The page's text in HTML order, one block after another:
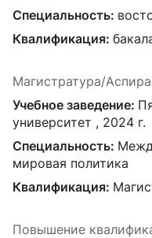
Специальность:
Квалификация:
Магистратура/
Учебное заведение:
университет , 2024 г.
Специальность:
мировая политика
Квалификация:
Повышение